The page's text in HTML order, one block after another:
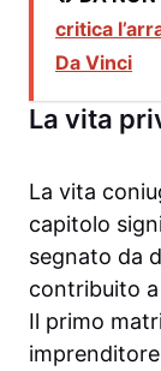
critica
Da Vinci
La vita
La vita
capitolo
segnato da
contribuito
Il primo